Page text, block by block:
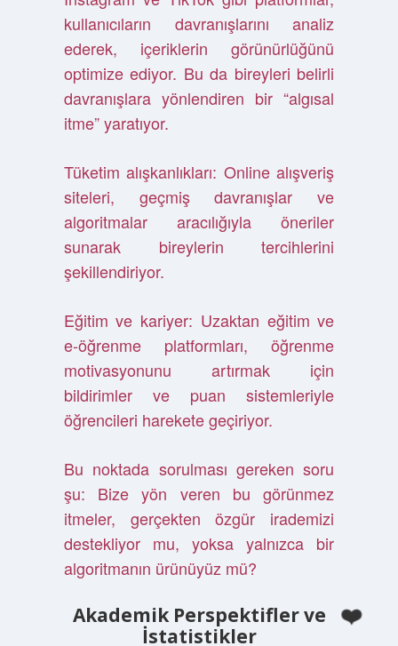
kullanıcıların davranışlarını analiz
ederek, içeriklerin görünürlüğünü
optimize ediyor. Bu da bireyleri belirli
davranışlara yönlendiren bir “algısal
itme” yaratıyor.
Tüketim alışkanlıkları: Online alışveriş
siteleri, geçmiş davranışlar ve
algoritmalar aracılığıyla öneriler
sunarak bireylerin tercihlerini
şekillendiriyor.
Eğitim ve kariyer: Uzaktan eğitim ve
e-öğrenme platformları, öğrenme
motivasyonunu artırmak için
bildirimler ve puan sistemleriyle
öğrencileri harekete geçiriyor.
Bu noktada sorulması gereken soru
şu: Bize yön veren bu görünmez
itmeler, gerçekten özgür irademizi
destekliyor mu, yoksa yalnızca bir
algoritmanın ürünüyüz mü?
Akademik Perspektifler ve
İstatistikler